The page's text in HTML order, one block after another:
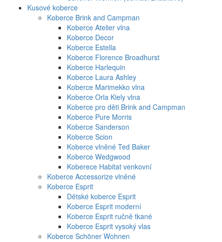
Kusové koberce
Koberce Brink and Campman
Koberce Atelier vlna
Koberce Decor
Koberce Estella
Koberce Florence Broadhurst
Koberce Harlequin
Koberce Laura Ashley
Koberce Marimekko vlna
Koberce Orla Kiely vlna
Koberce pro děti Brink and Campman
Koberce Pure Morris
Koberce Sanderson
Koberce Scion
Koberce vlněné Ted Baker
Koberce Wedgwood
Koberece Habitat venkovní
Koberce Accessorize vlněné
Koberce Esprit
Dětské koberce Esprit
Koberce Esprit moderní
Koberce Esprit ručně tkané
Koberce Esprit vysoký vlas
Koberce Schöner Wohnen